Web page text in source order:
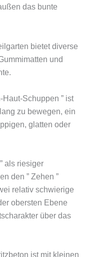
das bunte
bietet diverse
und
Schuppen ” ist
zu bewegen, ein
glatten oder
als riesiger
den ” Zehen ”
relativ schwierige
obersten Ebene
über das
ist mit kleinen